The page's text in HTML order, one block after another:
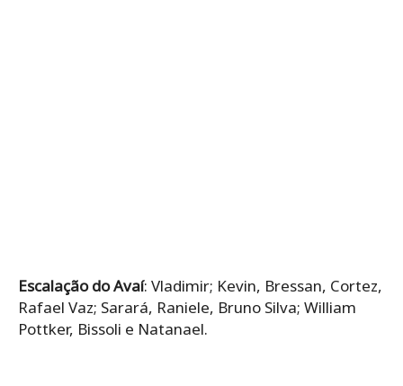
Escalação do Avaí: Vladimir; Kevin, Bressan, Cortez,
Rafael Vaz; Sarará, Raniele, Bruno Silva; William
Pottker, Bissoli e Natanael.